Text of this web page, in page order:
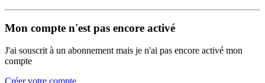
Mon compte n'est pas encore activé
J'ai souscrit à un abonnement mais je n'ai pas encore activé mon
compte